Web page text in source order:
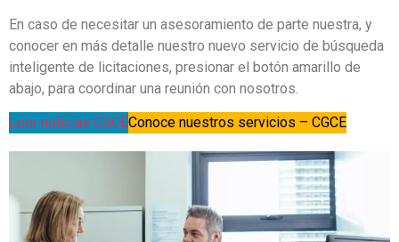
En caso de necesitar un asesoramiento de parte nuestra, y
conocer en más detalle nuestro nuevo servicio de búsqueda
inteligente de licitaciones, presionar el botón amarillo de
abajo, para coordinar una reunión con nosotros.
Leer noticias CGCEConoce nuestros servicios – CGCE